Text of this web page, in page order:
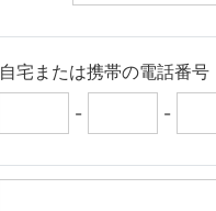
自宅または携帯の電話番号
-
-